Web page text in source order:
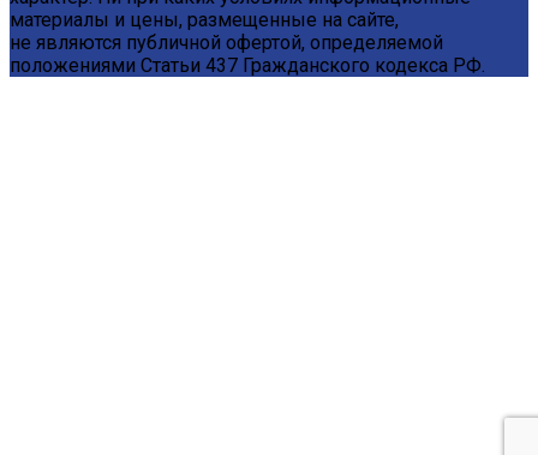
материалы и цены, размещенные на сайте,
не являются публичной офертой, определяемой
положениями Статьи 437 Гражданского кодекса РФ.